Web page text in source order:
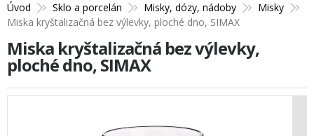
Úvod Sklo a porcelán Misky, dózy, nádoby
Misky
Miska kryštalizačná bez výlevky, ploché dno, SIMAX
Miska kryštalizačná bez výlevky,
ploché dno, SIMAX